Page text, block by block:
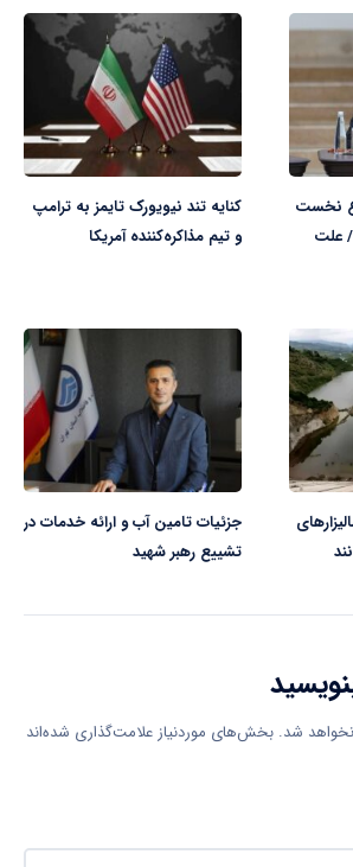
نخست
علت
کنایه تند نیویورک تایمز به ترامپ
و تیم مذاکره‌کننده آمریکا
جزئیات تامین آب و ارائه خدمات در
تشییع رهبر شهید
شد. بخش‌های موردنیاز علامت‌گذاری شده‌اند